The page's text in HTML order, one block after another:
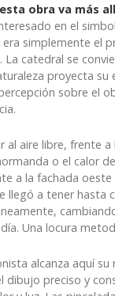
obra va más
en el
era simplemente el
La catedral se
proyecta su
sobre el
al aire libre, frente a
o el calor
a la fachada
llegó a tener hasta
Una locura
alcanza aquí su
dibujo preciso y